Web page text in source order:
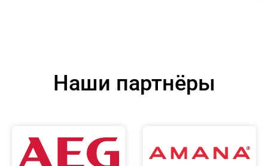
Наши партнёры